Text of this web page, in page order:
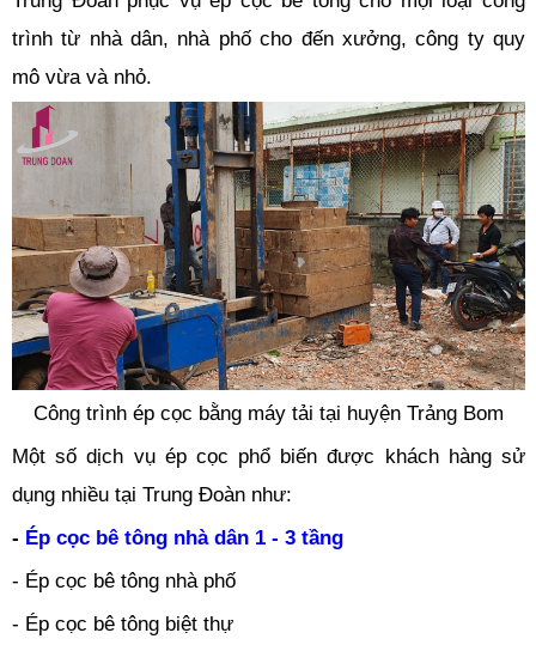
trình từ nhà dân, nhà phố cho đến xưởng, công ty quy
mô vừa và nhỏ.
Công trình ép cọc bằng máy tải tại huyện Trảng Bom
Một số dịch vụ ép cọc phổ biến được khách hàng sử
dụng nhiều tại Trung Đoàn như:
- Ép cọc bê tông nhà dân 1 - 3 tầng
- Ép cọc bê tông nhà phố
- Ép cọc bê tông biệt thự